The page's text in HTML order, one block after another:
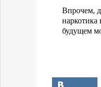
Впрочем,
наркотика
будущем